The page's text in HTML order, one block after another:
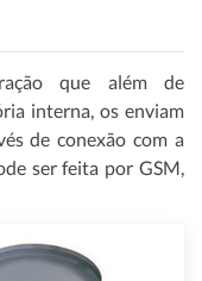
que além de
interna, os enviam
de conexão com a
ser feita por GSM,